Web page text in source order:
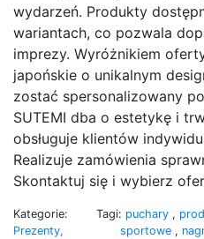
wydarzeń. Produkty
wariantach, co pozwala
imprezy. Wyróżnikiem
japońskie o unikalnym
zostać spersonalizowany
SUTEMI dba o estetykę i
obsługuje klientów
Realizuje zamówienia
Skontaktuj się i wybierz
Kategorie:
Prezenty,
Tagi: puchary ,
sportowe ,